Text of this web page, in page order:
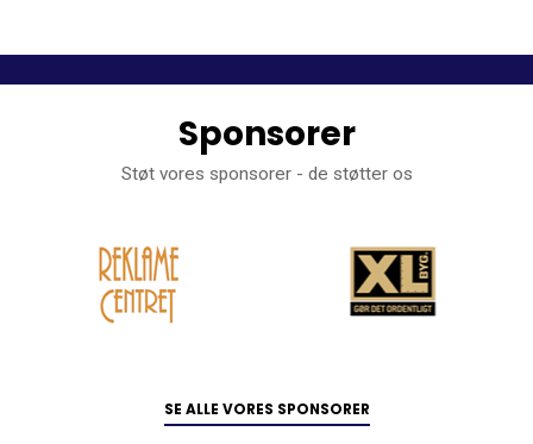
Sponsorer
Støt vores sponsorer - de støtter os
SE ALLE VORES SPONSORER